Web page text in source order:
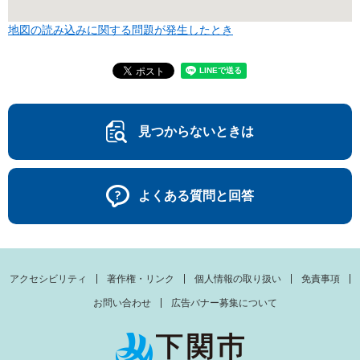
地図の読み込みに関する問題が発生したとき
見つからないときは
よくある質問と回答
アクセシビリティ 著作権・リンク 個人情報の取り扱い 免責事項
お問い合わせ 広告バナー募集について